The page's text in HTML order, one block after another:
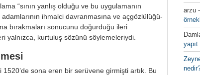
“sının yanlış olduğu ve bu uygula­manın
ih­malci davranmasına ve açgözlülüğü­
bırakmaları sonucunu doğurduğu ileri
yalnız­ca, kurtuluş sözünü söylemeleriydi.
sona eren bir se­rüvene girmişti artık. Bu
arzu